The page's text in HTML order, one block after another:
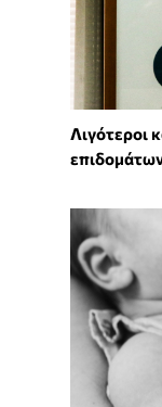
Λιγότεροι